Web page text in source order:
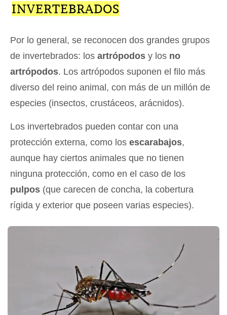
INVERTEBRADOS
Por lo general, se reconocen dos grandes grupos
de invertebrados: los artrópodos y los no
artrópodos. Los artrópodos suponen el filo más
diverso del reino animal, con más de un millón de
especies (insectos, crustáceos, arácnidos).
Los invertebrados pueden contar con una
protección externa, como los escarabajos,
aunque hay ciertos animales que no tienen
ninguna protección, como en el caso de los
pulpos (que carecen de concha, la cobertura
rígida y exterior que poseen varias especies).